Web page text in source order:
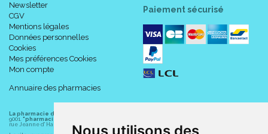
Newsletter
CGV
Mentions légales
Données personnelles
Cookies
Mes préférences Cookies
Mon compte
Annuaire des pharmacies
Paiement sécurisé
La pharmacie du centre à Albert
9001. "pharmacie-du-centre-albert.fr "
rue Jeanne d' Harcourt, 80300 Albert.